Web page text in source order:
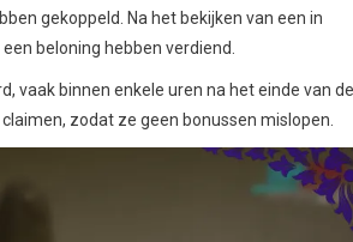
gekoppeld. Na het bekijken van een in
beloning hebben verdiend.
vaak binnen enkele uren na het einde van de
zodat ze geen bonussen mislopen.